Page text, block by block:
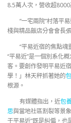
8.5萬人次，營收超8000
“一宅兩院”村落平
棧與精品飯店分會會長
“平易近宿的焦點魂
“平易近”是一個別系化
客。要創作發明平易近
學！」林天秤抓著她的
根源。
有媒體指出，近包
思與當地社區割裂等景
于平易近”既是糾偏，也